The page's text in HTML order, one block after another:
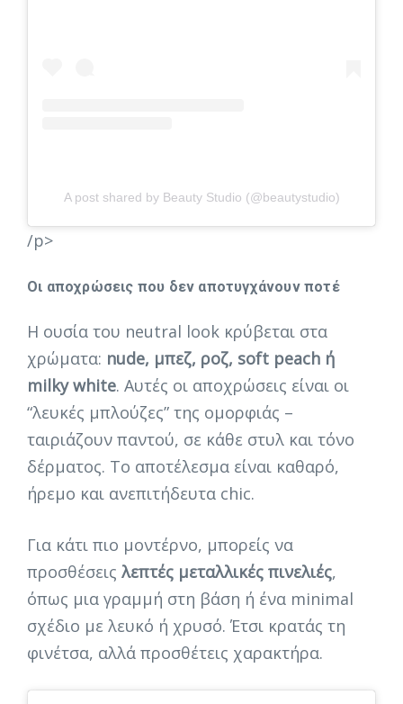
A post shared by Beauty Studio (@beautystudio)
/p>
Οι αποχρώσεις που δεν αποτυγχάνουν ποτέ
Η ουσία του neutral look κρύβεται στα
χρώματα: nude, μπεζ, ροζ, soft peach ή
milky white. Αυτές οι αποχρώσεις είναι οι
“λευκές μπλούζες” της ομορφιάς –
ταιριάζουν παντού, σε κάθε στυλ και τόνο
δέρματος. Το αποτέλεσμα είναι καθαρό,
ήρεμο και ανεπιτήδευτα chic.
Για κάτι πιο μοντέρνο, μπορείς να
προσθέσεις λεπτές μεταλλικές πινελιές,
όπως μια γραμμή στη βάση ή ένα minimal
σχέδιο με λευκό ή χρυσό. Έτσι κρατάς τη
φινέτσα, αλλά προσθέτεις χαρακτήρα.